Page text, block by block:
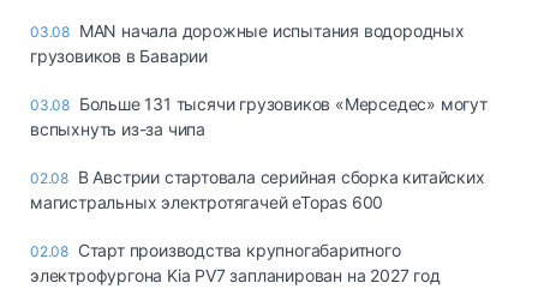
03.08 MAN начала дорожные испытания водородных
грузовиков в Баварии
03.08 Больше 131 тысячи грузовиков «Мерседес» могут
вспыхнуть из-за чипа
02.08 В Австрии стартовала серийная сборка китайских
магистральных электротягачей eTopas 600
02.08 Старт производства крупногабаритного
электрофургона Kia PV7 запланирован на 2027 год